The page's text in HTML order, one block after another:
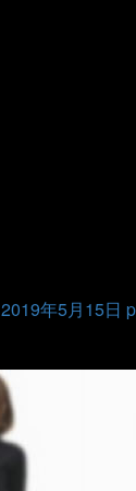
2019年5月15日